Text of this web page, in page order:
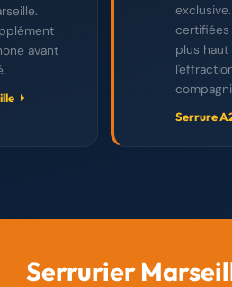
avant
certifiées
plus
Serrure
Serrurier